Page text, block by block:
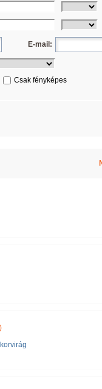
E-mail:
Csak fényképes